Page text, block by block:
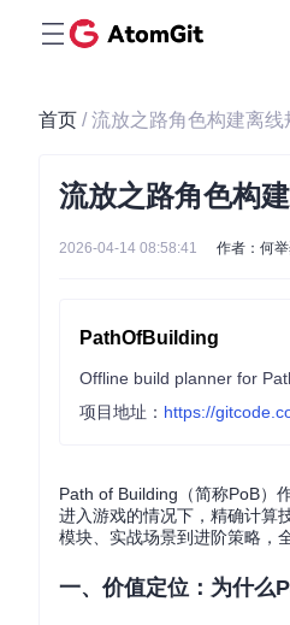
首页 / 流放之路角色构建离
流放之路角色构
2026-04-14 08:58:41 作者：何
PathOfBuilding
Offline build planner for
项目地址： https://
Path of Building（简称PoB）
进入游戏的情况下，精确计算
模块、实战场景到进阶策略，
一、价值定位：为什么